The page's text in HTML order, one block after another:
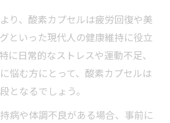
り、酸素カプセルは疲労回復や美
といった現代人の健康維持に役立
に日常的なストレスや運動不足、
悩む方にとって、酸素カプセルは
となるでしょう。
病や体調不良がある場合、事前に